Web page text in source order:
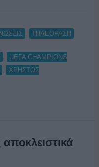
ΤΗΛΕΟΡΑΣΗ
UEFA CHAMPIONS
ΧΡΗΣΤΟΣ